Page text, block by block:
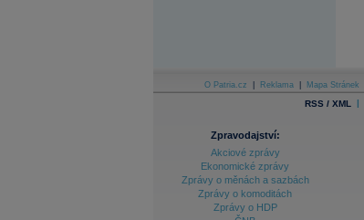
O Patria.cz Reklama Mapa Stránek
RSS / XML |
Zpravodajství:
Akciové zprávy
Ekonomické zprávy
Zprávy o měnách a sazbách
Zprávy o komoditách
Zprávy o HDP